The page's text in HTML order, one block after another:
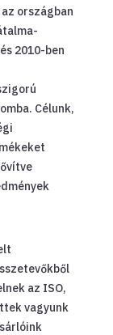
országban
2010-ben
Célunk,
az ISO,
vagyunk